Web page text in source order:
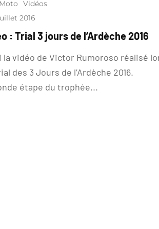
Vidéos
2016
: Trial 3 jours de l’Ardèche 2016
la vidéo de Victor Rumoroso réalisé
des 3 Jours de l’Ardèche 2016.
étape du trophée...